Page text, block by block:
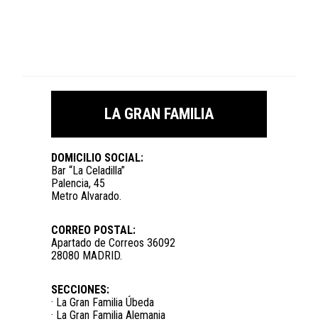
LA GRAN FAMILIA
DOMICILIO SOCIAL:
Bar “La Celadilla”
Palencia, 45
Metro Alvarado.
CORREO POSTAL:
Apartado de Correos 36092
28080 MADRID.
SECCIONES:
· La Gran Familia Úbeda
· La Gran Familia Alemania